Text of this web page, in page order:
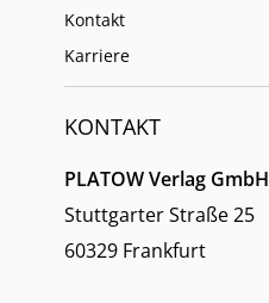
Kontakt
Karriere
KONTAKT
PLATOW Verlag GmbH
Stuttgarter Straße 25
60329 Frankfurt